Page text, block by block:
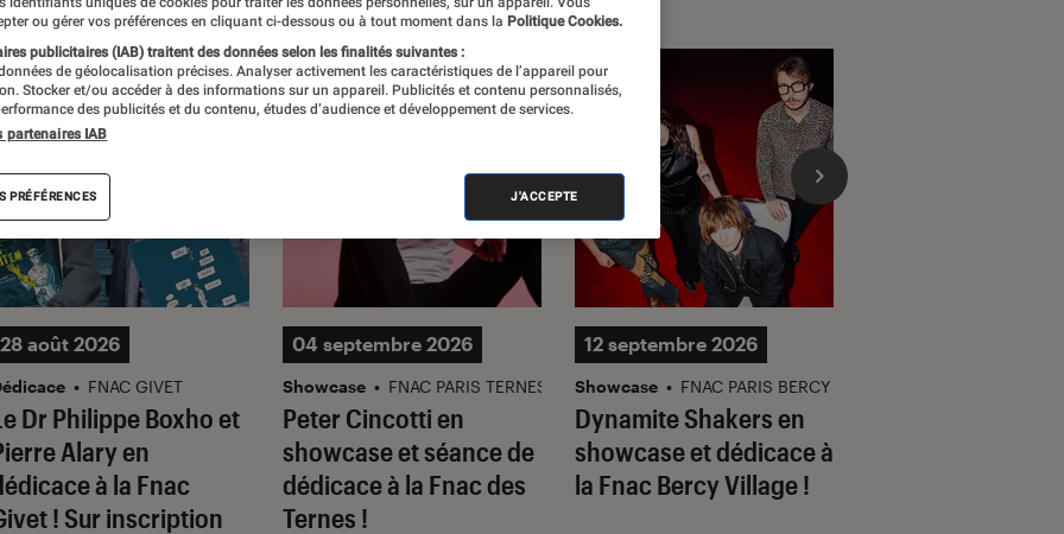
Dr Philippe Boxho et
Alary en
à la Fnac
! Sur inscription
28 août 2026
• FNAC GIVET
Peter Cincotti en
showcase et séance de
dédicace à la Fnac des
Ternes !
04 septembre 2026
Showcase • FNAC PARIS TERNES
Dynamite Shakers en
showcase et dédicace à
la Fnac Bercy Village !
12 septembre 2026
Showcase • FNAC PARIS BERCY
ou gérer vos préférences en cliquant ci-dessous ou à tout moment dans la Politique Cookies.
publicitaires (IAB) traitent des données selon les finalités suivantes :
de géolocalisation précises. Analyser activement les caractéristiques de l’appareil pour
Stocker et/ou accéder à des informations sur un appareil. Publicités et contenu personnalisés,
des publicités et du contenu, études d’audience et développement de services.
partenaires IAB
PRÉFÉRENCES J'ACCEPTE